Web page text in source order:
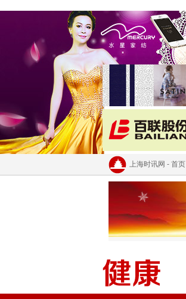
上海时讯网 - 首页